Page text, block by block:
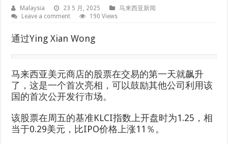
Malaysia 23 5 月, 2025
马来西亚新闻
Leave a comment
190 Views
通过Ying Xian Wong
马来西亚美元商店的股票在交易的第一天就飙升
了，这是一个首次亮相，可以鼓励其他公司利用该
国的首次公开发行市场。
该股票在周五的基准KLCI指数上开盘时为1.25，相
当于0.29美元，比IPO价格上涨11％。